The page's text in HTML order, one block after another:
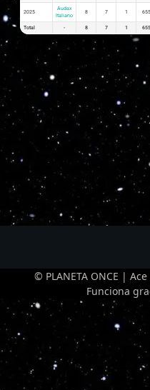
2025
Audax
Italiano
8 7 1 655
Total - 8 7 1 655
© PLANETA ONCE |
Funciona